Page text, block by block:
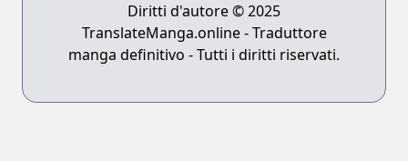
Diritti d'autore © 2025
TranslateManga.online - Traduttore
manga definitivo - Tutti i diritti riservati.